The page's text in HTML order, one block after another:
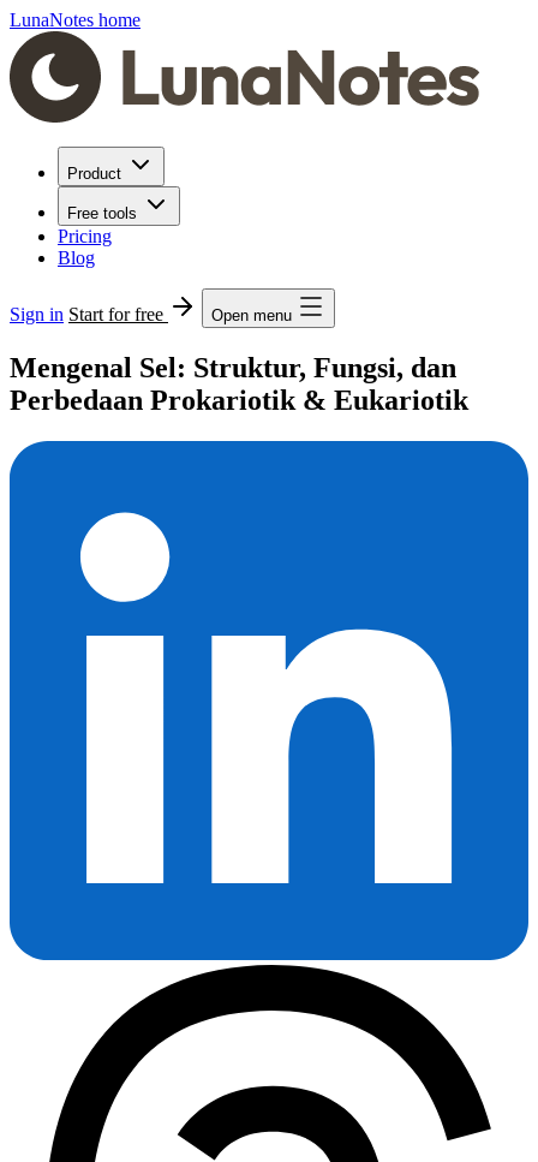
LunaNotes home
Product
Free tools
Pricing
Blog
Sign in Start for free Open menu
Mengenal Sel: Struktur, Fungsi, dan
Perbedaan Prokariotik & Eukariotik